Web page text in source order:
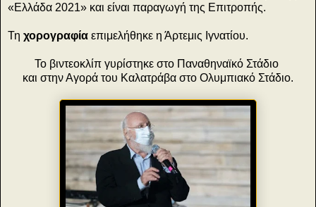
«Ελλάδα 2021» και είναι παραγωγή της Επιτροπής.
Τη χορογραφία επιμελήθηκε η Άρτεμις Ιγνατίου.
Το βιντεοκλίπ γυρίστηκε στο Παναθηναϊκό Στάδιο
και στην Αγορά του Καλατράβα στο Ολυμπιακό Στάδιο.